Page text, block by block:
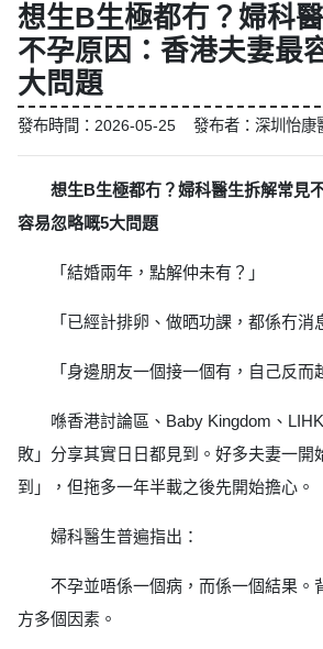
想生B生極都冇？婦科
不孕原因：香港夫妻最
大問題
發布時間：2026-05-25 發布者：深圳怡康
想生B生極都冇？婦科醫生拆解常見
容易忽略嘅5大問題
「結婚兩年，點解仲未有？」
「已經計排卵、做晒功課，都係冇消
「身邊朋友一個接一個有，自己反而
喺香港討論區、Baby Kingdom、
敗」分享其實日日都見到。好多夫妻一開
到」，但拖多一年半載之後先開始擔心。
婦科醫生普遍指出：
不孕並唔係一個病，而係一個結果。
方多個因素。